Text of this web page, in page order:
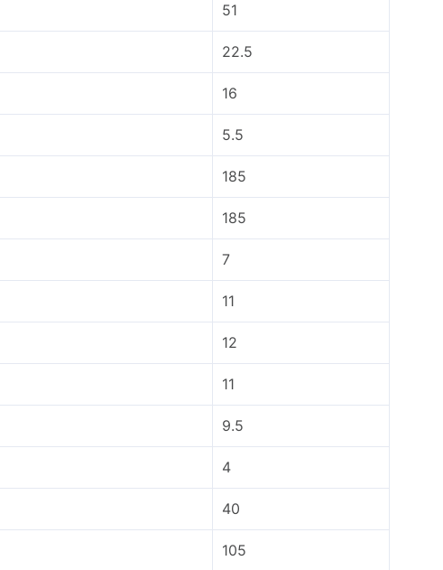
51
22.5
16
5.5
185
185
7
11
12
11
9.5
4
40
105